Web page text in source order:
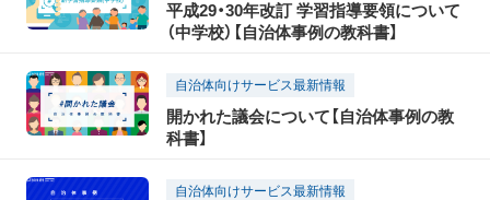
平成29・30年改訂 学習指導要領について
（中学校）【自治体事例の教科書】
自治体向けサービス最新情報
開かれた議会について【自治体事例の教
科書】
自治体向けサービス最新情報